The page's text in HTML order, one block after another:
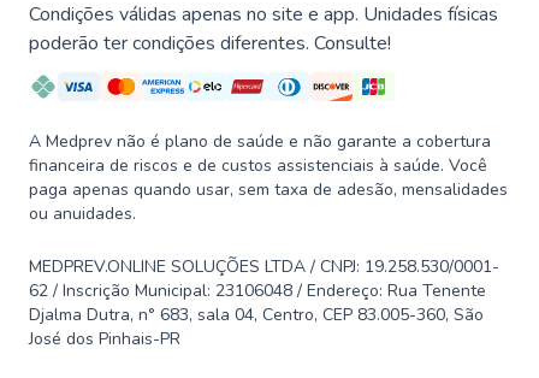
Condições válidas apenas no site e app. Unidades físicas
poderão ter condições diferentes. Consulte!
A Medprev não é plano de saúde e não garante a cobertura
financeira de riscos e de custos assistenciais à saúde. Você
paga apenas quando usar, sem taxa de adesão, mensalidades
ou anuidades.
MEDPREV.ONLINE SOLUÇÕES LTDA / CNPJ: 19.258.530/0001-
62 / Inscrição Municipal: 23106048 / Endereço: Rua Tenente
Djalma Dutra, n° 683, sala 04, Centro, CEP 83.005-360, São
José dos Pinhais-PR